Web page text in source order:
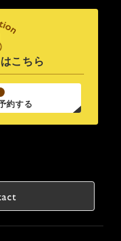
こちら
約する